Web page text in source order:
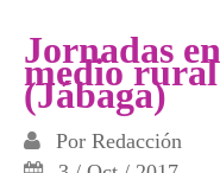
Jornadas
medio
(Jábaga)
Por Redacción